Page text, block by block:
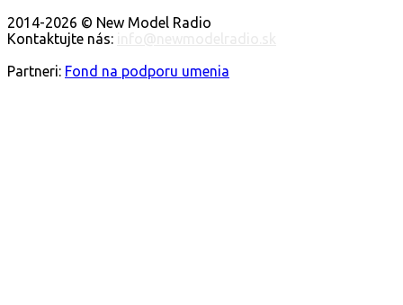
2014-2026 © New Model Radio
Kontaktujte nás:
Partneri: Fond na podporu umenia